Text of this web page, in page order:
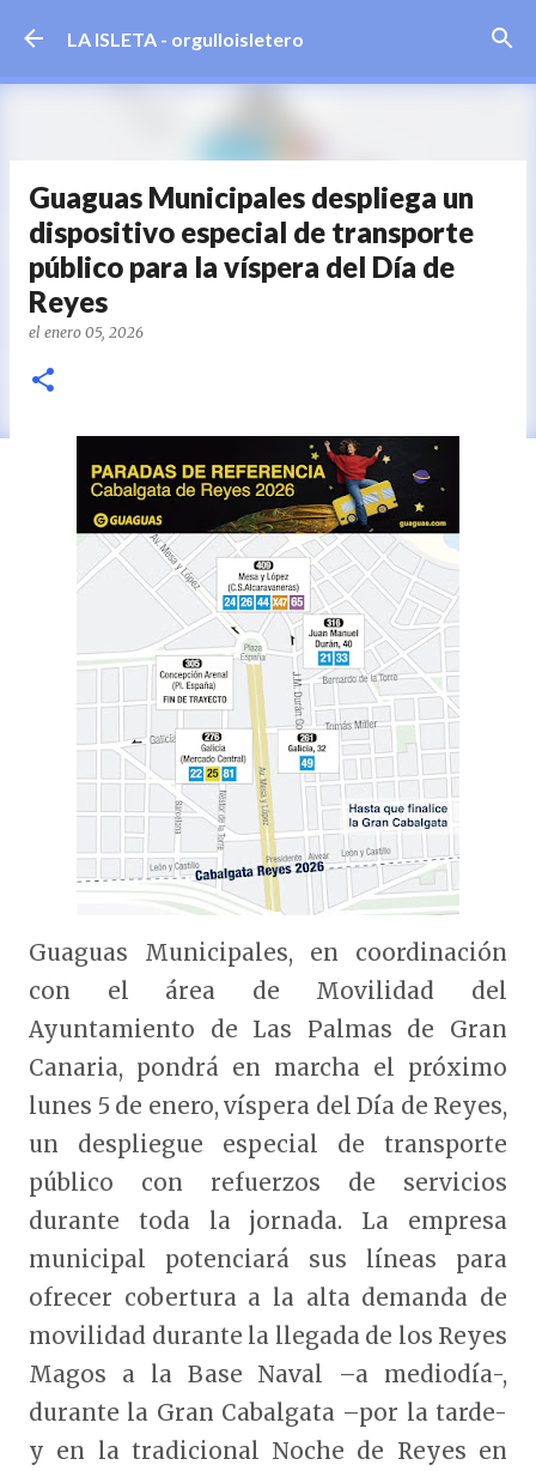
Ir al contenido principal
LA ISLETA - orgulloisletero
Guaguas Municipales despliega un
dispositivo especial de transporte
público para la víspera del Día de
Reyes
el enero 05, 2026
Guaguas Municipales, en coordinación
con el área de Movilidad del
Ayuntamiento de Las Palmas de Gran
Canaria, pondrá en marcha el próximo
lunes 5 de enero, víspera del Día de Reyes,
un despliegue especial de transporte
público con refuerzos de servicios
durante toda la jornada. La empresa
municipal potenciará sus líneas para
ofrecer cobertura a la alta demanda de
movilidad durante la llegada de los Reyes
Magos a la Base Naval –a mediodía-,
durante la Gran Cabalgata –por la tarde-
y en la tradicional Noche de Reyes en